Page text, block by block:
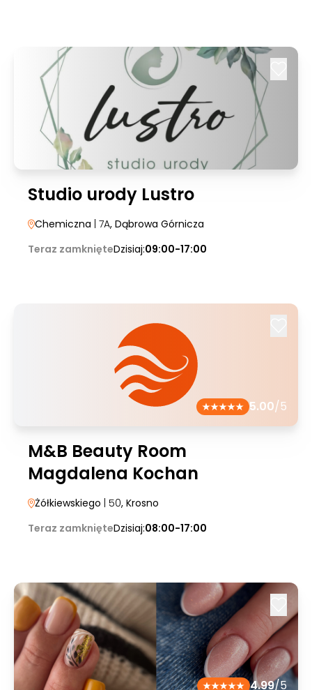
Studio urody Lustro
Chemiczna | 7A, Dąbrowa Górnicza
Teraz zamknięteDzisiaj:09:00-17:00
5.00/5
M&B Beauty Room
Magdalena Kochan
Żółkiewskiego | 50, Krosno
Teraz zamknięteDzisiaj:08:00-17:00
4.99/5